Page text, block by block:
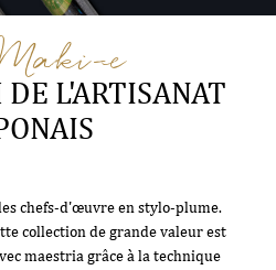
e
L'ARTISANAT
chefs-d'œuvre en stylo-plume.
collection de grande valeur est
maestria grâce à la technique